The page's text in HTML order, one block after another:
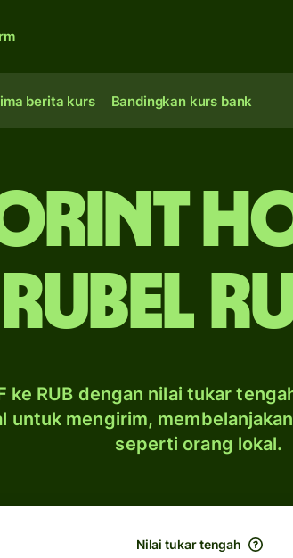
berita kurs Bandingkan kurs bank
rubel
ke RUB dengan nilai tukar
untuk mengirim,
seperti orang lokal.
Nilai tukar tengah